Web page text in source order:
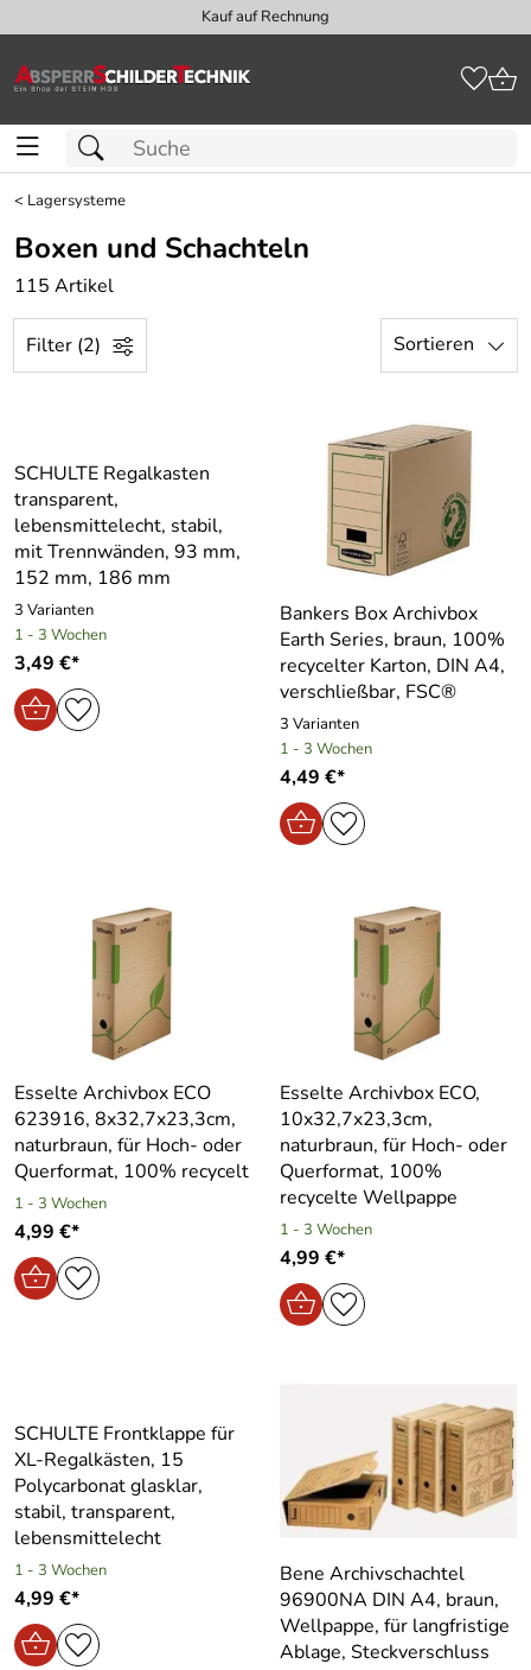
Kauf auf Rechnung
< Lagersysteme
Boxen und Schachteln
115 Artikel
Filter (2) Sortieren
SCHULTE Regalkasten
transparent,
lebensmittelecht, stabil,
mit Trennwänden, 93 mm,
152 mm, 186 mm
3 Varianten
1 - 3 Wochen
3,49 €*
Bankers Box Archivbox
Earth Series, braun, 100%
recycelter Karton, DIN A4,
verschließbar, FSC®
3 Varianten
1 - 3 Wochen
4,49 €*
Esselte Archivbox ECO
623916, 8x32,7x23,3cm,
naturbraun, für Hoch- oder
Querformat, 100% recycelt
1 - 3 Wochen
4,99 €*
Esselte Archivbox ECO,
10x32,7x23,3cm,
naturbraun, für Hoch- oder
Querformat, 100%
recycelte Wellpappe
1 - 3 Wochen
4,99 €*
SCHULTE Frontklappe für
XL-Regalkästen, 15
Polycarbonat glasklar,
stabil, transparent,
lebensmittelecht
1 - 3 Wochen
4,99 €*
Bene Archivschachtel
96900NA DIN A4, braun,
Wellpappe, für langfristige
Ablage, Steckverschluss